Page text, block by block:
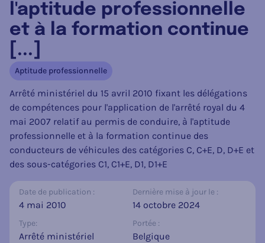
l'aptitude professionnelle
et à la formation continue
[...]
Aptitude professionnelle
Arrêté ministériel du 15 avril 2010 fixant les délégations
de compétences pour l'application de l'arrêté royal du 4
mai 2007 relatif au permis de conduire, à l'aptitude
professionnelle et à la formation continue des
conducteurs de véhicules des catégories C, C+E, D, D+E et
des sous-catégories C1, C1+E, D1, D1+E
Date de publication :
4 mai 2010
Dernière mise à jour le :
14 octobre 2024
Type:
Arrêté ministériel
Portée :
Belgique